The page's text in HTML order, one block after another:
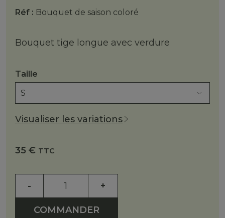
Réf : Bouquet de saison coloré
Bouquet tige longue avec verdure
Taille
Visualiser les variations
35 € TTC
- +
COMMANDER